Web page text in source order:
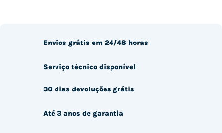
Envios grátis em 24/48 horas
Serviço técnico disponível
30 dias devoluções grátis
Até 3 anos de garantia